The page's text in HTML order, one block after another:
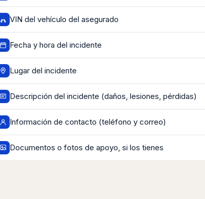
VIN del vehículo del asegurado
Fecha y hora del incidente
Lugar del incidente
Descripción del incidente (daños, lesiones, pérdidas)
Información de contacto (teléfono y correo)
Documentos o fotos de apoyo, si los tienes